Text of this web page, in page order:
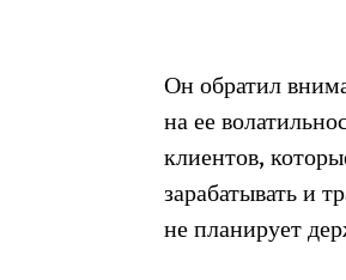
Он обратил
на ее
клиентов,
зарабатывать и
не планирует